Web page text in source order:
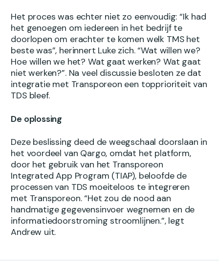
Het proces was echter niet zo eenvoudig: “Ik had
het genoegen om iedereen in het bedrijf te
doorlopen om erachter te komen welk TMS het
beste was”, herinnert Luke zich. “Wat willen we?
Hoe willen we het? Wat gaat werken? Wat gaat
niet werken?”. Na veel discussie besloten ze dat
integratie met Transporeon een topprioriteit van
TDS bleef.
De oplossing
Deze beslissing deed de weegschaal doorslaan in
het voordeel van Qargo, omdat het platform,
door het gebruik van het Transporeon
Integrated App Program (TIAP), beloofde de
processen van TDS moeiteloos te integreren
met Transporeon. “Het zou de nood aan
handmatige gegevensinvoer wegnemen en de
informatiedoorstroming stroomlijnen.”, legt
Andrew uit.